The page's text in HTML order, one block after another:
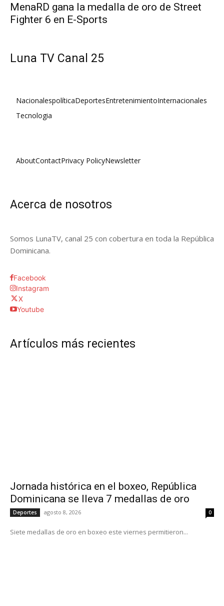
MenaRD gana la medalla de oro de Street
Fighter 6 en E-Sports
Luna TV Canal 25
NacionalespolíticaDeportesEntretenimientoInternacionales
Tecnologia
AboutContactPrivacy PolicyNewsletter
Acerca de nosotros
Somos LunaTV, canal 25 con cobertura en toda la República
Dominicana.
Facebook
Instagram
X
Youtube
Artículos más recientes
Jornada histórica en el boxeo, República
Dominicana se lleva 7 medallas de oro
Deportes agosto 8, 2026 0
Siete medallas de oro en boxeo este viernes permitieron...